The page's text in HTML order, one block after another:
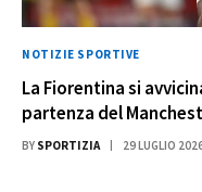
NOTIZIE SPORTIVE
La Fiorentina si
partenza del
BY SPORTIZIA 29 LUGLIO